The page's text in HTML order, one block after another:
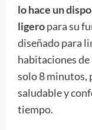
lo hace un
ligeropara su
diseñado para
habitaciones
solo 8 minutos,
saludable y
tiempo.